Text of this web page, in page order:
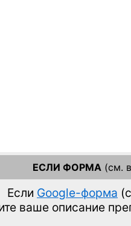
ЕСЛИ ФОРМА (см.
Если Google-форма
ваше описание